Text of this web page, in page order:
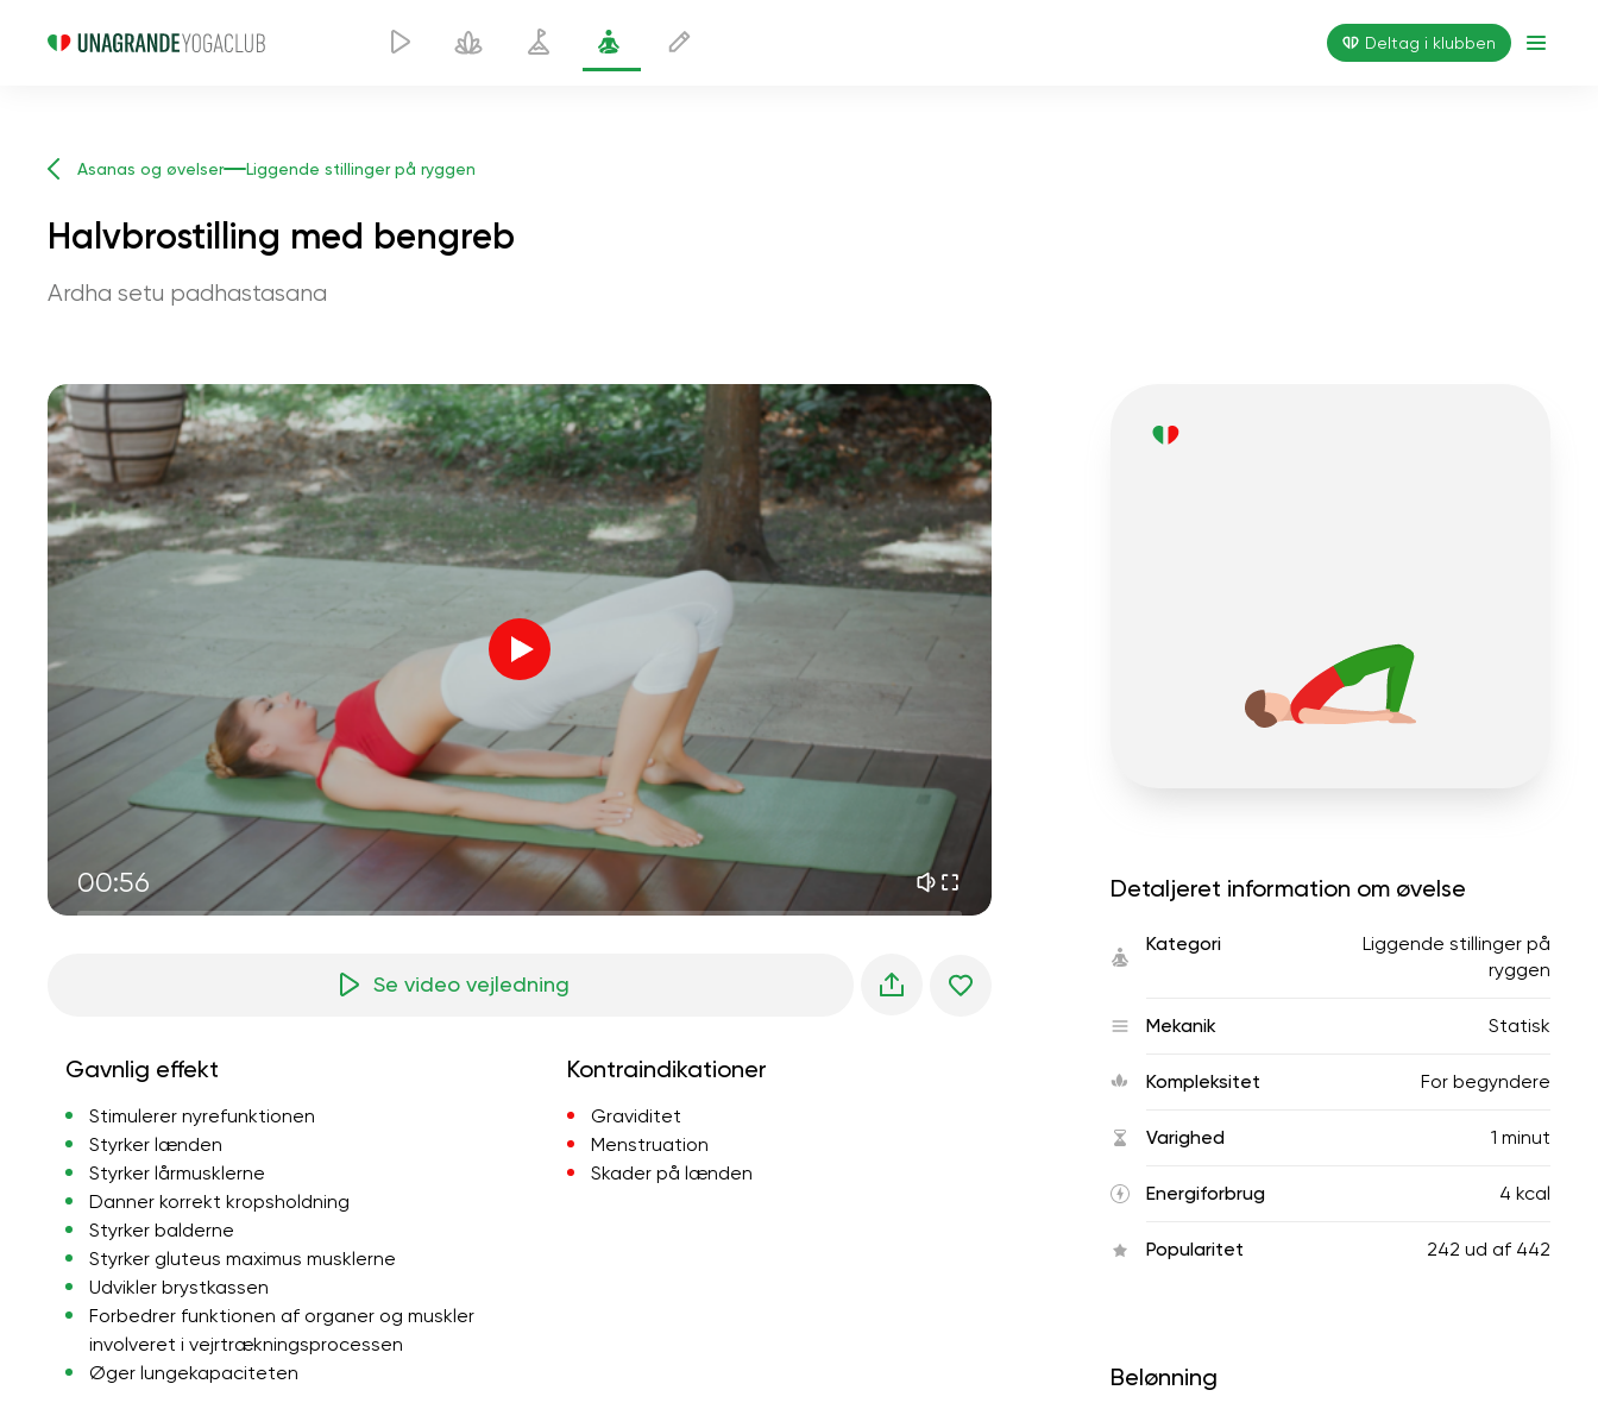
Deltag i klubben
Asanas og øvelser Liggende stillinger på ryggen
Halvbrostilling med bengreb
Ardha setu padhastasana
00:56
Instruktørens stemme
sjælens flugt 01:44
indre fred 01:27
morgendrømme 01:34
sommerregn
bjergstilhed
havbrise 02:00
vindens stemme
forårsskov 02:00
Se video vejledning
Gavnlig effekt
Stimulerer nyrefunktionen
Styrker lænden
Styrker lårmusklerne
Danner korrekt kropsholdning
Styrker balderne
Styrker gluteus maximus musklerne
Udvikler brystkassen
Forbedrer funktionen af ​​organer og muskler
involveret i vejrtrækningsprocessen
Øger lungekapaciteten
Kontraindikationer
Graviditet
Menstruation
Skader på lænden
Detaljeret information om øvelse
Kategori
Liggende stillinger på
ryggen
Mekanik Statisk
Kompleksitet For begyndere
Varighed 1 minut
Energiforbrug 4 kcal
Popularitet 242 ud af 442
Belønning